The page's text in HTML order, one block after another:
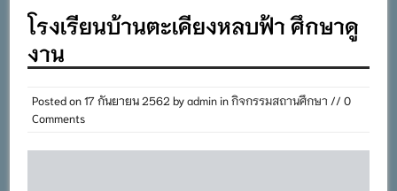
ราชกุมารี
การอบรมการจัดทำแผนพัฒนาการจัดการศึกษาและ
สำนักงานเขตพื้นที่การศึกษาประถมศึกษาภูเก็ต
โรงเรียนบ้านตะเคียงหลบฟ้า ศึกษาดู
งาน
Posted on17 กันยายน 2562 byadmininกิจกรรมสถานศึกษา // 0
Comments